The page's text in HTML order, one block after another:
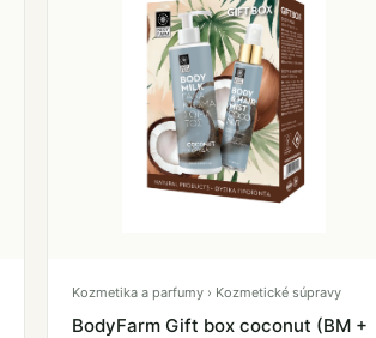
Kozmetika a parfumy › Kozmetické súpravy
BodyFarm Gift box coconut (BM +